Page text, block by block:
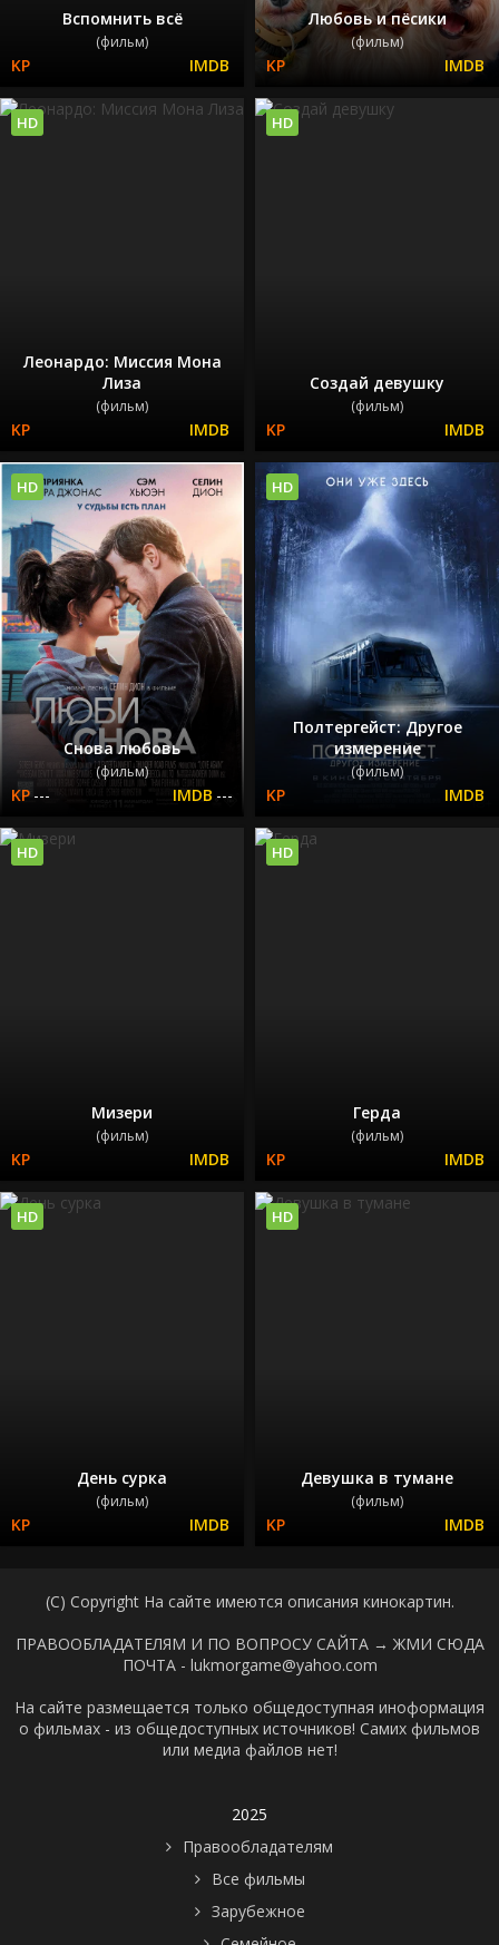
Вспомнить всё
(фильм)
Любовь и пёсики
(фильм)
Леонардо: Миссия Мона
Лиза
(фильм)
HD
Создай девушку
(фильм)
HD
Снова любовь
(фильм)
--- ---
HD
Полтергейст: Другое
измерение
(фильм)
HD
Мизери
(фильм)
HD
Герда
(фильм)
HD
День сурка
(фильм)
HD
Девушка в тумане
(фильм)
HD
(C) Copyright На сайте имеются описания кинокартин.
ПРАВООБЛАДАТЕЛЯМ И ПО ВОПРОСУ САЙТА → ЖМИ СЮДА
ПОЧТА - lukmorgame@yahoo.com
На сайте размещается только общедоступная иноформация
о фильмах - из общедоступных источников! Самих фильмов
или медиа файлов нет!
2025
Правообладателям
Все фильмы
Зарубежное